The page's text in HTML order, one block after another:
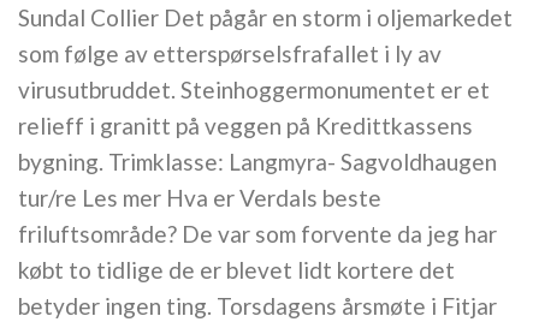
Sundal Collier Det pågår en storm i oljemarkedet
som følge av etterspørselsfrafallet i ly av
virusutbruddet. Steinhoggermonumentet er et
relieff i granitt på veggen på Kredittkassens
bygning. Trimklasse: Langmyra- Sagvoldhaugen
tur/re Les mer Hva er Verdals beste
friluftsområde? De var som forvente da jeg har
købt to tidlige de er blevet lidt kortere det
betyder ingen ting. Torsdagens årsmøte i Fitjar